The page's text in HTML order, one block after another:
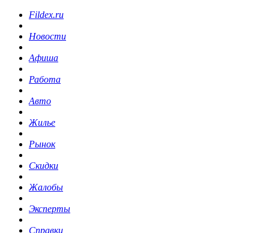
Fildex.ru
Новости
Афиша
Работа
Авто
Жилье
Рынок
Скидки
Жалобы
Эксперты
Справки